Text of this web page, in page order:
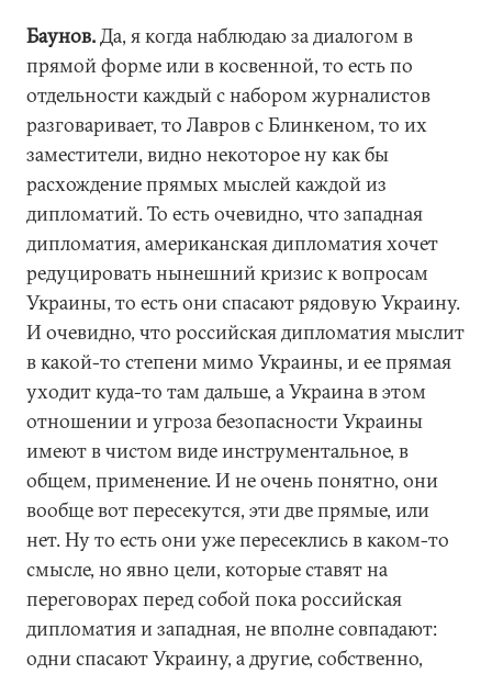
Баунов.Да, я когда наблюдаю за диалогом в
прямой форме или в косвенной, то есть по
отдельности каждый с набором журналистов
разговаривает, то Лавров с Блинкеном, то их
заместители, видно некоторое ну как бы
расхождение прямых мыслей каждой из
дипломатий. То есть очевидно, что западная
дипломатия, американская дипломатия хочет
редуцировать нынешний кризис к вопросам
Украины, то есть они спасают рядовую Украину.
И очевидно, что российская дипломатия мыслит
в какой-то степени мимо Украины, и ее прямая
уходит куда-то там дальше, а Украина в этом
отношении и угроза безопасности Украины
имеют в чистом виде инструментальное, в
общем, применение. И не очень понятно, они
вообще вот пересекутся, эти две прямые, или
нет. Ну то есть они уже пересеклись в каком-то
смысле, но явно цели, которые ставят на
переговорах перед собой пока российская
дипломатия и западная, не вполне совпадают:
одни спасают Украину, а другие, собственно,